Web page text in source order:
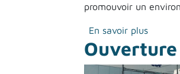
promouvoir un
En savoir plussur